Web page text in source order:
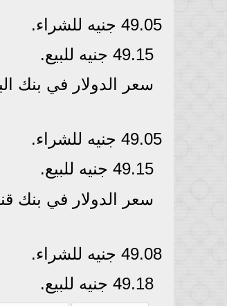
49.05 جنيه للشراء.
49.15 جنيه للبيع.
سعر الدولار في بنك
49.05 جنيه للشراء.
49.15 جنيه للبيع.
سعر الدولار في بنك
49.08 جنيه للشراء.
49.18 جنيه للبيع.